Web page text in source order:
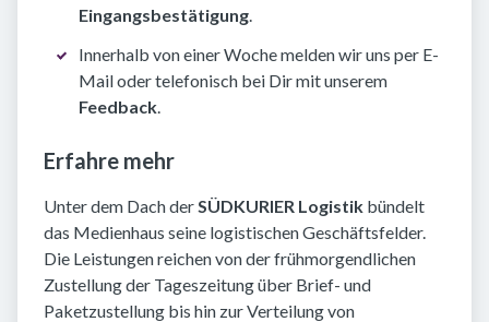
Eingangsbestätigung.
Innerhalb von einer Woche melden wir uns per E-
Mail oder telefonisch bei Dir mit unserem
Feedback.
Erfahre mehr
Unter dem Dach derSÜDKURIER Logistik bündelt
das Medienhaus seine logistischen Geschäftsfelder.
Die Leistungen reichen von der frühmorgendlichen
Zustellung der Tageszeitung über Brief- und
Paketzustellung bis hin zur Verteilung von